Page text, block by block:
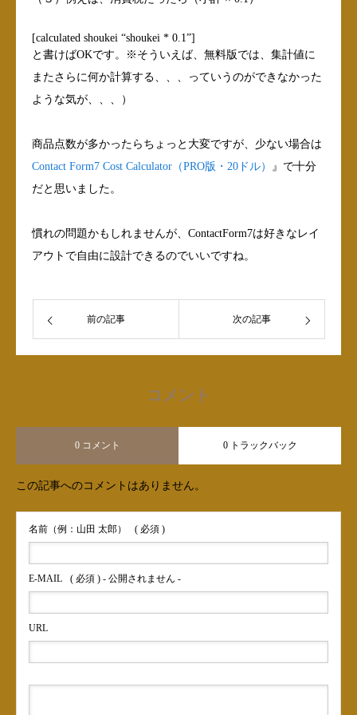
[calculated shoukei “shoukei * 0.1”]
と書けばOKです。※そういえば、無料版では、集計値に
またさらに何か計算する、、、っていうのができなかった
ような気が、、、）
商品点数が多かったらちょっと大変ですが、少ない場合は
Contact Form7 Cost Calculator（PRO版・20ドル）
』で十分
だと思いました。
慣れの問題かもしれませんが、ContactForm7は好きなレイ
アウトで自由に設計できるのでいいですね。
前の記事 次の記事
コメント
0 コメント 0 トラックバック
この記事へのコメントはありません。
名前（例：山田 太郎） ( 必須 )
E-MAIL ( 必須 ) - 公開されません -
URL